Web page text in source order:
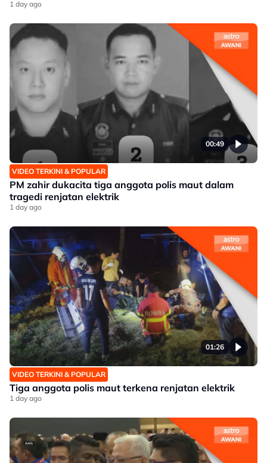
1 day ago
00:49
VIDEO TERKINI & POPULAR
PM zahir dukacita tiga anggota polis maut dalam
tragedi renjatan elektrik
1 day ago
01:26
VIDEO TERKINI & POPULAR
Tiga anggota polis maut terkena renjatan elektrik
1 day ago